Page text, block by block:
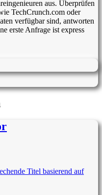
aus. Überprüfen
TechCrunch.com oder
verfügbar sind, antworten
erste Anfrage ist express
Titel basierend auf